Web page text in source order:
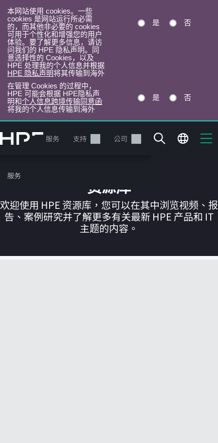
本网站使用 cookies。一些
cookies 是网站运行所必需
的，而其他非必要的 cookies
可用于个性化和增强您的用户
体验。要了解更多信息，请访
问我们的 HPE 隐私声明。同
意选择性的 Cookies，以及
HPE 处理我的个人信息并根据
HPE 隐私声明将其传输到海外
是 否
在管理 Cookies 的过程中，
HPE 可能会根据 HPE隐私声
明和个人信息跨境传输同意函
将我的个人信息传输到海外
是 否
转
到
目
录
产品 服务 支持 公司
服务
您的购物车目前是空的
资源库
欢迎使用 HPE 资源库，您可以在其中浏览视频、报
告、案例研究并了解更多有关最新 HPE 产品和 IT
主题的内容。